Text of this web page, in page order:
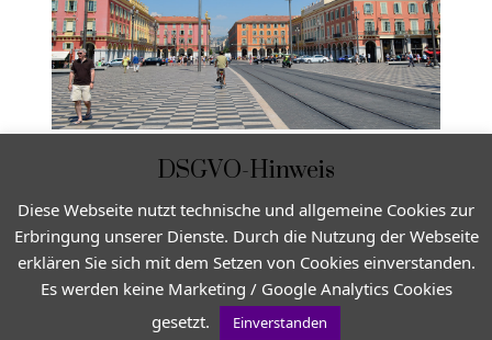
DSGVO-Hinweis
Diese Webseite nutzt technische und allgemeine Cookies zur
Erbringung unserer Dienste. Durch die Nutzung der Webseite
erklären Sie sich mit dem Setzen von Cookies einverstanden.
Es werden keine Marketing / Google Analytics Cookies
gesetzt.
Einverstanden